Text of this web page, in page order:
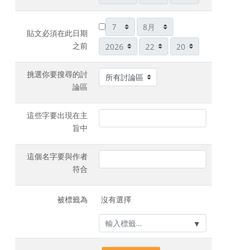
貼文必須在此日期
之前
日
月
年
時 分
挑選你要搜尋的討
論區
這些字要出現在主
旨中
這個名字要與作者
符合
被標籤為 被選出的項目：
沒有選擇
▼